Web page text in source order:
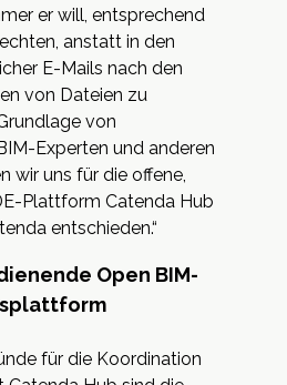
er will, entsprechend
anstatt in den
E-Mails nach den
von Dateien zu
von
Experten und anderen
wir uns für die offene,
Plattform Catenda Hub
entschieden.“
Open BIM-
für die Koordination